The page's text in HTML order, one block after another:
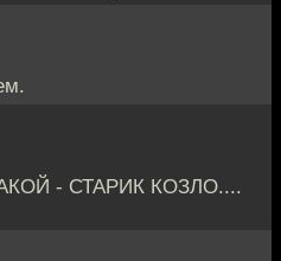
- СТАРИК КОЗЛО....